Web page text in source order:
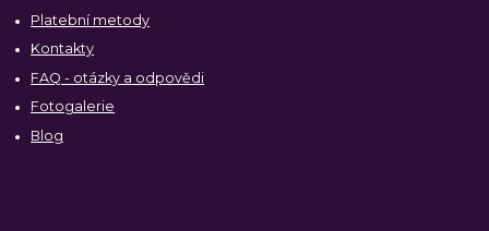
Platební metody
Kontakty
FAQ - otázky a odpovědi
Fotogalerie
Blog